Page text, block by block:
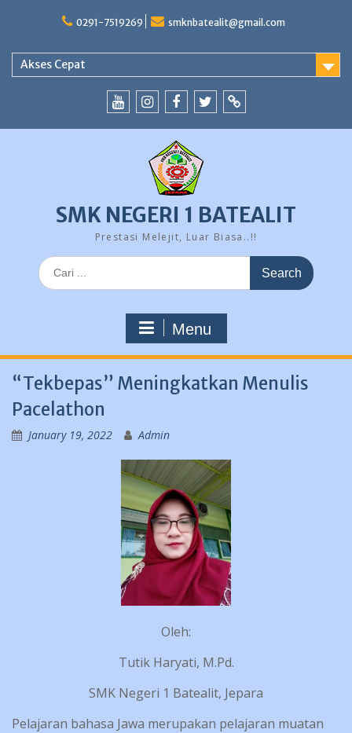
0291-7519269 smknbatealit@gmail.com
Akses Cepat
SMK NEGERI 1 BATEALIT
Prestasi Melejit, Luar Biasa..!!
Search
for:
Menu
“Tekbepas” Meningkatkan Menulis
Pacelathon
January 19, 2022 Admin
Oleh:
Tutik Haryati, M.Pd.
SMK Negeri 1 Batealit, Jepara
Pelajaran bahasa Jawa merupakan pelajaran muatan